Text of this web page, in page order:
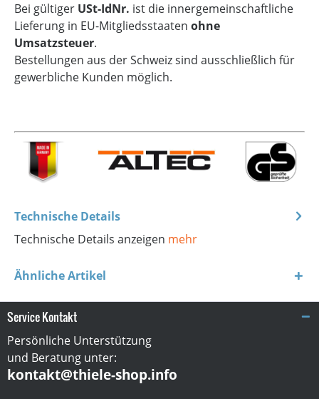
Bei gültiger USt-IdNr. ist die innergemeinschaftliche
Lieferung in EU-Mitgliedsstaaten ohne
Umsatzsteuer.
Bestellungen aus der Schweiz sind ausschließlich für
gewerbliche Kunden möglich.
Technische Details
Technische Details anzeigen mehr
Ähnliche Artikel
Service Kontakt
Persönliche Unterstützung
und Beratung unter:
kontakt@thiele-shop.info